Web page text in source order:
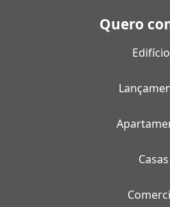
Quero
Casas